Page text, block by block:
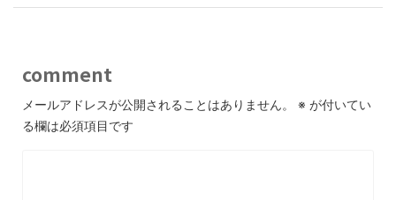
comment
メールアドレスが公開されることはありません。 ※ が付いてい
る欄は必須項目です